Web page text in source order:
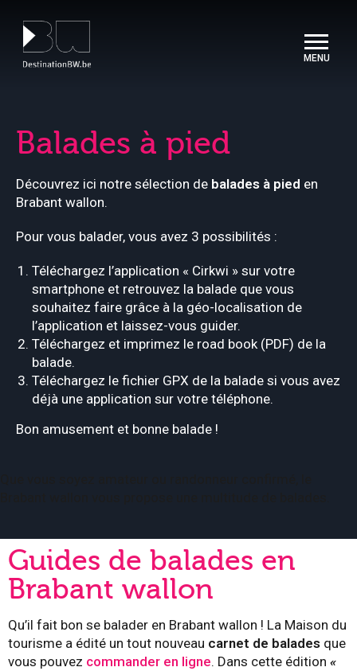
Balades à pied
Découvrez ici notre sélection de balades à pied en
Brabant wallon.
Pour vous balader, vous avez 3 possibilités :
Téléchargez l’application « Cirkwi » sur votre
smartphone et retrouvez la balade que vous
souhaitez faire grâce à la géo-localisation de
l’application et laissez-vous guider.
Téléchargez et imprimez le road book (PDF) de la
balade.
Téléchargez le fichier GPX de la balade si vous avez
déjà une application sur votre téléphone.
Bon amusement et bonne balade !
Guides de balades en
Brabant wallon
Qu’il fait bon se balader en Brabant wallon ! La Maison du
tourisme a édité un tout nouveau carnet de balades que
vous pouvez commander en ligne. Dans cette édition «